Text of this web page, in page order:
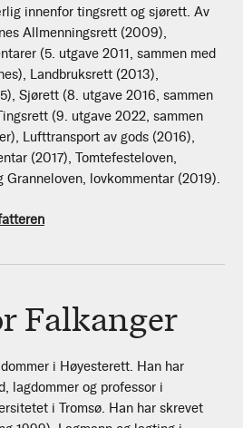
innenfor tingsrett og sjørett. Av
Allmenningsrett (2009),
(5. utgave 2011, sammen med
Landbruksrett (2013),
Sjørett (8. utgave 2016, sammen
(9. utgave 2022, sammen
Lufttransport av gods (2016),
(2017), Tomtefesteloven,
lovkommentar (2019).
Falkanger
i Høyesterett. Han har
lagdommer og professor i
i Tromsø. Han har skrevet